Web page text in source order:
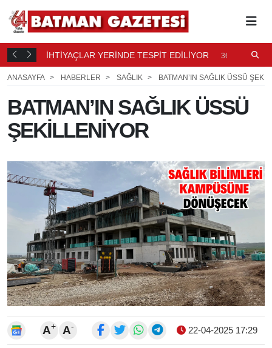
İHTİYAÇLAR YERİNDE TESPİT EDİLİYOR
36 DK.
ANASAYFA HABERLER SAĞLIK BATMAN’IN SAĞLIK ÜSSÜ
BATMAN’IN SAĞLIK ÜSSÜ
ŞEKİLLENİYOR
A+ A- 22-04-2025 17:29